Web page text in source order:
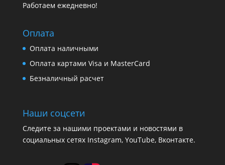
Работаем ежедневно!
Оплата
Оплата наличными
Оплата картами Visa и MasterCard
Безналичный расчет
Наши соцсети
Следите за нашими проектами и новостями в
социальных сетях Instagram, YouTube, Вконтакте.